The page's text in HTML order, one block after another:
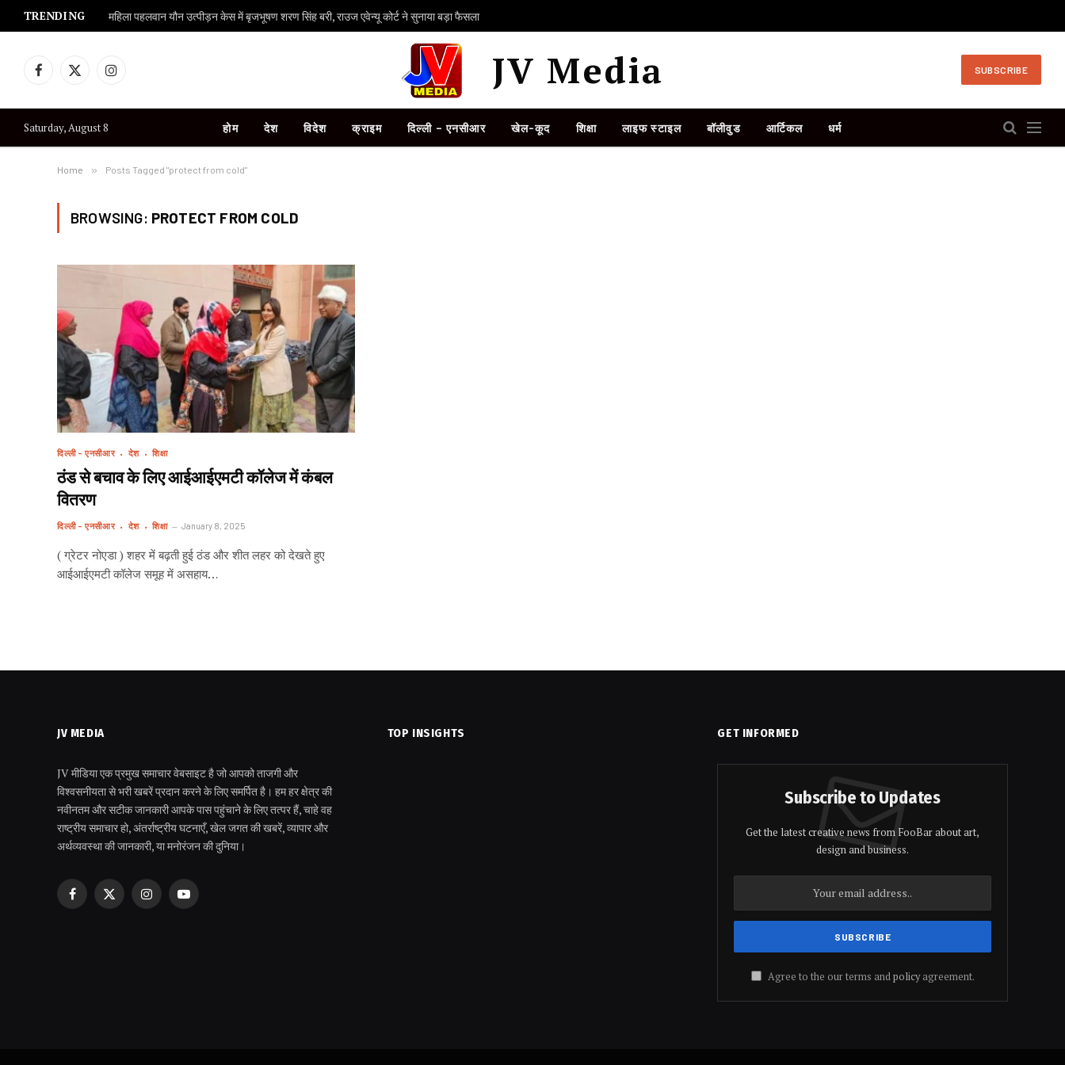
TRENDING महिला पहलवान यौन उत्पीड़न केस में बृजभूषण शरण सिंह बरी, राउज एवेन्यू कोर्ट ने सुनाया बड़ा फैसला
Facebook
X
Instagram JV Media SUBSCRIBE
Saturday, August 8 होम देश विदेश क्राइम दिल्ली – एनसीआर खेल-कूद शिक्षा लाइफ स्टाइल बॉलीवुड आर्टिकल धर्म
Home » Posts Tagged "protect from cold"
BROWSING: PROTECT FROM COLD
दिल्ली - एनसीआर देश शिक्षा
ठंड से बचाव के लिए आईआईएमटी कॉलेज में कंबल
वितरण
दिल्ली - एनसीआर देश शिक्षा January 8, 2025
( ग्रेटर नोएडा ) शहर में बढ़ती हुई ठंड और शीत लहर को देखते हुए
आईआईएमटी कॉलेज समूह में असहाय…
JV MEDIA
JV मीडिया एक प्रमुख समाचार वेबसाइट है जो आपको ताजगी और
विश्वसनीयता से भरी खबरें प्रदान करने के लिए समर्पित है। हम हर क्षेत्र की
नवीनतम और सटीक जानकारी आपके पास पहुंचाने के लिए तत्पर हैं, चाहे वह
राष्ट्रीय समाचार हो, अंतर्राष्ट्रीय घटनाएँ, खेल जगत की खबरें, व्यापार और
अर्थव्यवस्था की जानकारी, या मनोरंजन की दुनिया।
Facebook
X
InstagramYouTube
TOP INSIGHTS GET INFORMED
Subscribe to Updates
Get the latest creative news from FooBar about art,
design and business.
Agree to the our terms andpolicyagreement.